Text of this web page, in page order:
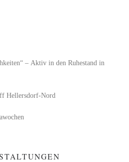
– Aktiv in den Ruhestand in
Hellersdorf-Nord